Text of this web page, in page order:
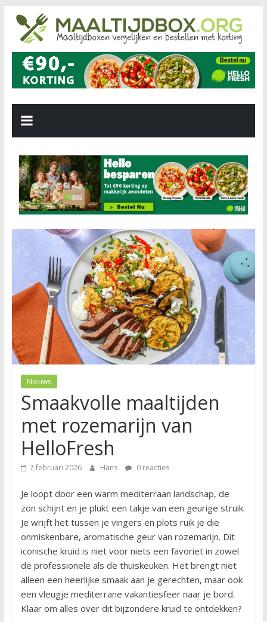
Nieuws
Smaakvolle maaltijden
met rozemarijn van
HelloFresh
7 februari 2026 Hans 0 reacties
Je loopt door een warm mediterraan landschap, de
zon schijnt en je plukt een takje van een geurige struik.
Je wrijft het tussen je vingers en plots ruik je die
onmiskenbare, aromatische geur van rozemarijn. Dit
iconische kruid is niet voor niets een favoriet in zowel
de professionele als de thuiskeuken. Het brengt niet
alleen een heerlijke smaak aan je gerechten, maar ook
een vleugje mediterrane vakantiesfeer naar je bord.
Klaar om alles over dit bijzondere kruid te ontdekken?